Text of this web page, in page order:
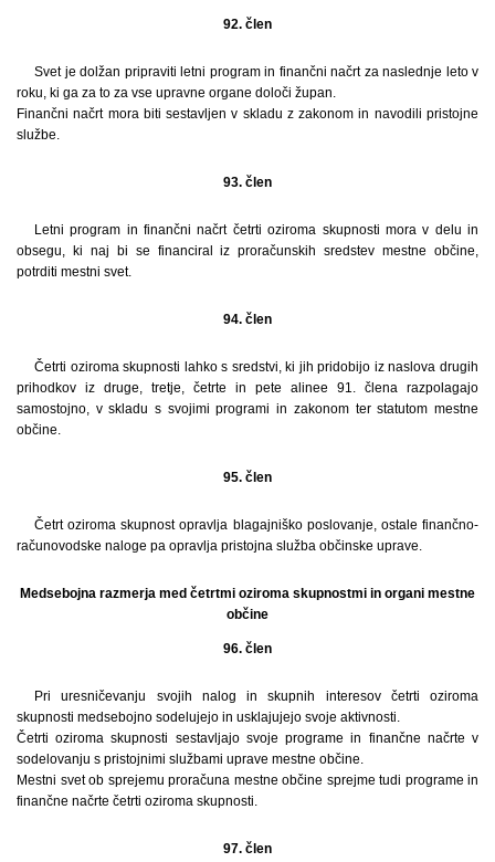
92. člen
Svet je dolžan pripraviti letni program in finančni načrt za naslednje leto v
roku, ki ga za to za vse upravne organe določi župan.
Finančni načrt mora biti sestavljen v skladu z zakonom in navodili pristojne
službe.
93. člen
Letni program in finančni načrt četrti oziroma skupnosti mora v delu in
obsegu, ki naj bi se financiral iz proračunskih sredstev mestne občine,
potrditi mestni svet.
94. člen
Četrti oziroma skupnosti lahko s sredstvi, ki jih pridobijo iz naslova drugih
prihodkov iz druge, tretje, četrte in pete alinee 91. člena razpolagajo
samostojno, v skladu s svojimi programi in zakonom ter statutom mestne
občine.
95. člen
Četrt oziroma skupnost opravlja blagajniško poslovanje, ostale finančno-
računovodske naloge pa opravlja pristojna služba občinske uprave.
Medsebojna razmerja med četrtmi oziroma skupnostmi in organi mestne
občine
96. člen
Pri uresničevanju svojih nalog in skupnih interesov četrti oziroma
skupnosti medsebojno sodelujejo in usklajujejo svoje aktivnosti.
Četrti oziroma skupnosti sestavljajo svoje programe in finančne načrte v
sodelovanju s pristojnimi službami uprave mestne občine.
Mestni svet ob sprejemu proračuna mestne občine sprejme tudi programe in
finančne načrte četrti oziroma skupnosti.
97. člen